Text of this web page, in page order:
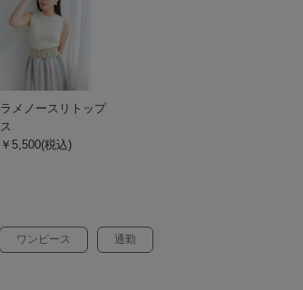
ワンピース 通勤
ラメノースリトップ
ス
￥5,500(税込)